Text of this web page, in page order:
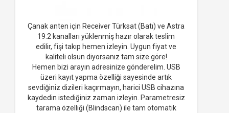
Çanak anten için Receiver Türksat (Batı) ve Astra
19.2 kanalları yüklenmiş hazır olarak teslim
edilir, fişi takıp hemen izleyin. Uygun fiyat ve
kaliteli olsun diyorsanız tam size göre!
Hemen bizi arayın adresinize gönderelim. USB
üzeri kayıt yapma özelliği sayesinde artık
sevdiğiniz dizileri kaçırmayın, harici USB cihazına
kaydedin istediğiniz zaman izleyin. Parametresiz
tarama özelliği (Blindscan) ile tam otomatik